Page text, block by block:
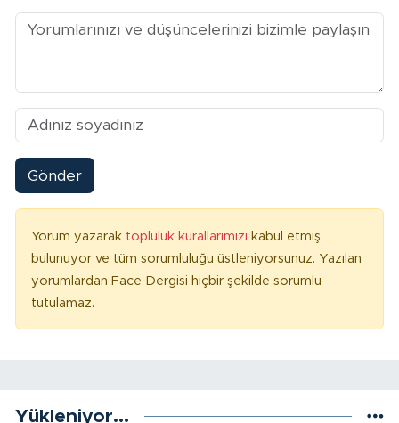
Gönder
Yorum yazarak topluluk kurallarımızı kabul etmiş
bulunuyor ve tüm sorumluluğu üstleniyorsunuz. Yazılan
yorumlardan Face Dergisi hiçbir şekilde sorumlu
tutulamaz.
Yükleniyor...